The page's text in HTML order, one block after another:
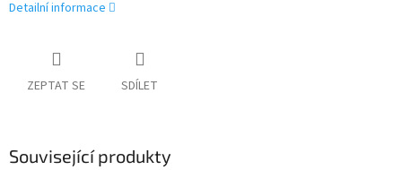
Detailní informace
ZEPTAT SE SDÍLET
Související produkty